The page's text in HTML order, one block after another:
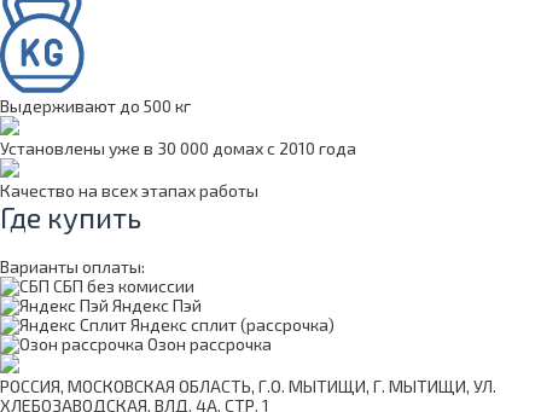
Выдерживают до 500 кг
Установлены уже в 30 000 домах с 2010 года
Качество на всех этапах работы
Где купить
Варианты оплаты:
СБП без комиссии
Яндекс Пэй
Яндекс сплит (рассрочка)
Озон рассрочка
РОССИЯ, МОСКОВСКАЯ ОБЛАСТЬ, Г.О. МЫТИЩИ, Г. МЫТИЩИ, УЛ.
ХЛЕБОЗАВОДСКАЯ, ВЛД. 4А, СТР. 1